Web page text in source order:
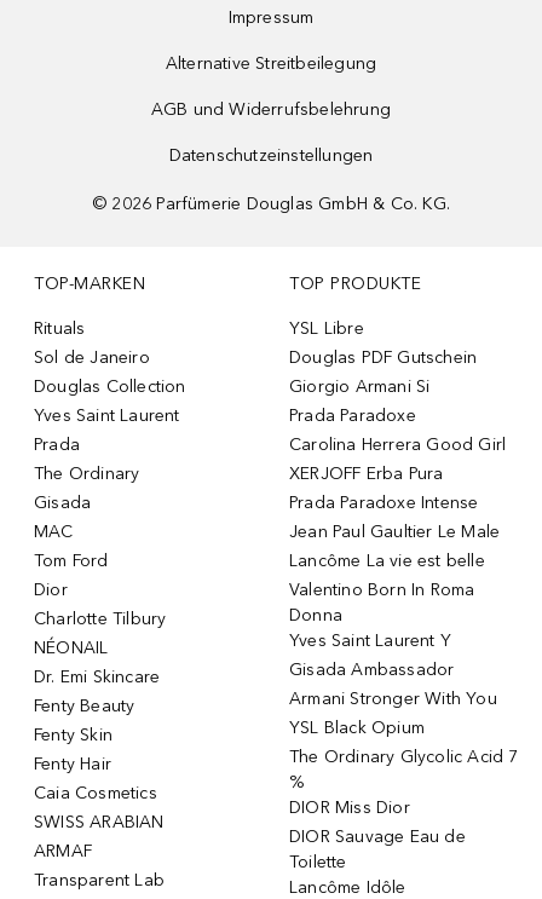
Impressum
Alternative Streitbeilegung
AGB und Widerrufsbelehrung
Datenschutzeinstellungen
© 2026 Parfümerie Douglas GmbH & Co. KG.
TOP-MARKEN
Rituals
Sol de Janeiro
Douglas Collection
Yves Saint Laurent
Prada
The Ordinary
Gisada
MAC
Tom Ford
Dior
Charlotte Tilbury
NÉONAIL
Dr. Emi Skincare
Fenty Beauty
Fenty Skin
Fenty Hair
Caia Cosmetics
SWISS ARABIAN
ARMAF
Transparent Lab
TOP PRODUKTE
YSL Libre
Douglas PDF Gutschein
Giorgio Armani Si
Prada Paradoxe
Carolina Herrera Good Girl
XERJOFF Erba Pura
Prada Paradoxe Intense
Jean Paul Gaultier Le Male
Lancôme La vie est belle
Valentino Born In Roma
Donna
Yves Saint Laurent Y
Gisada Ambassador
Armani Stronger With You
YSL Black Opium
The Ordinary Glycolic Acid 7
%
DIOR Miss Dior
DIOR Sauvage Eau de
Toilette
Lancôme Idôle